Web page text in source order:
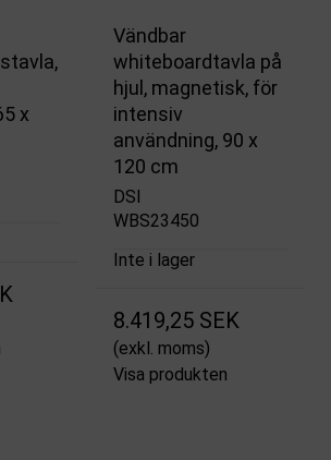
x
Vändbar
whiteboardtavla på
hjul, magnetisk, för
intensiv
användning, 90 x
120 cm
DSI
WBS23450
Inte i lager
8.419,25 SEK
(exkl. moms)
Visa produkten